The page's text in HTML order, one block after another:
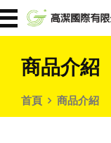
商品介紹
首頁 商品介紹